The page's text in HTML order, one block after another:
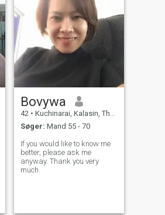
Bovywa
42 • Kuchinarai, Kalasin, Thailand
Søger: Mand 55 - 70
If you would like to know me
better, please ask me
anyway. Thank you very
much.